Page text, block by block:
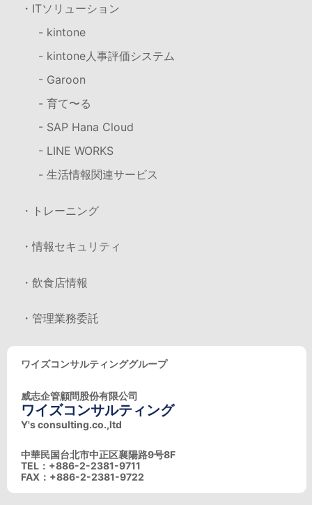
・ITソリューション
- kintone
- kintone人事評価システム
- Garoon
- 育て〜る
- SAP Hana Cloud
- LINE WORKS
- 生活情報関連サービス
・トレーニング
・情報セキュリティ
・飲食店情報
・管理業務委託
ワイズコンサルティンググループ
威志企管顧問股份有限公司
ワイズコンサルティング
Y's consulting.co.,ltd
中華民国台北市中正区襄陽路9号8F
TEL：+886-2-2381-9711
FAX：+886-2-2381-9722